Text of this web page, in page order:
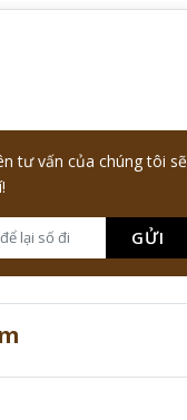
tư vấn của chúng tôi sẽ
GỬI